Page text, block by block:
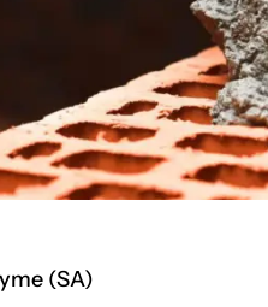
(SA)